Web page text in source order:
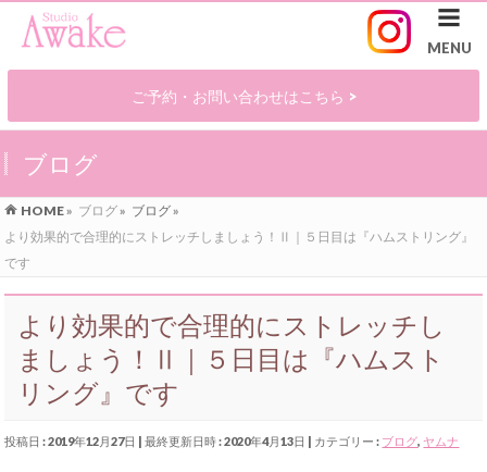
ご予約・お問い合わせはこちら >
ブログ
HOME» ブログ» ブログ»
より効果的で合理的にストレッチしましょう！Ⅱ｜５日目は『ハムストリング』
です
より効果的で合理的にストレッチし
ましょう！Ⅱ｜５日目は『ハムスト
リング』です
投稿日 : 2019年12月27日 最終更新日時 : 2020年4月13日 カテゴリー : ブログ, ヤムナ